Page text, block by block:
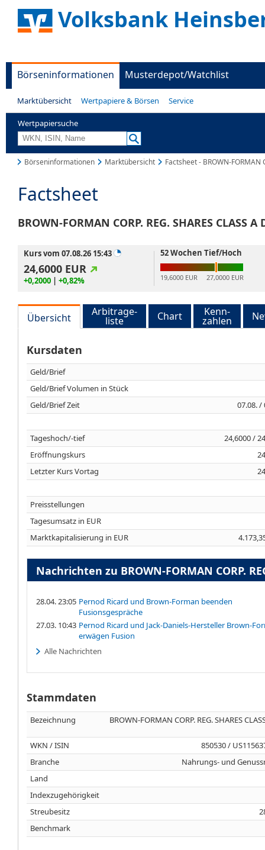
Volksbank
Börseninformationen Musterdepot/Watchlist
Marktübersicht Wertpapiere & Börsen Service
Wertpapiersuche
Börseninformationen Marktübersicht Factsheet - BROWN-FORMAN
Factsheet
BROWN-FORMAN CORP. REG. SHARES CLASS A
Kurs vom 07.08.26 15:43
24,6000 EUR
+0,2000 | +0,82%
52 Wochen Tief/Hoch
19,6000 EUR 27,0000 EUR
Übersicht Arbitrage-
liste Chart Kenn-
zahlen
Kursdaten
Geld/Brief
Geld/Brief Volumen in Stück
Geld/Brief Zeit
07.08. /
Tageshoch/-tief
24,6000 /
Eröffnungskurs
Letzter Kurs Vortag
Preisstellungen
Tagesumsatz in EUR
Marktkapitalisierung in EUR
Nachrichten zu BROWN-FORMAN CORP.
28.04. 23:05 Pernod Ricard und Brown-Forman beenden
Fusionsgespräche
27.03. 10:43 Pernod Ricard und Jack-Daniels-Hersteller Brown-
erwägen Fusion
Alle Nachrichten
Stammdaten
Bezeichnung BROWN-FORMAN CORP. REG. SHARES
WKN / ISIN
850530 /
Branche
Nahrungs- und
Land
Indexzugehörigkeit
Streubesitz
Benchmark